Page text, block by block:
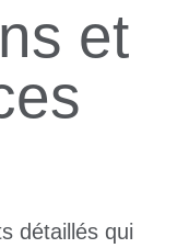
et
détaillés qui